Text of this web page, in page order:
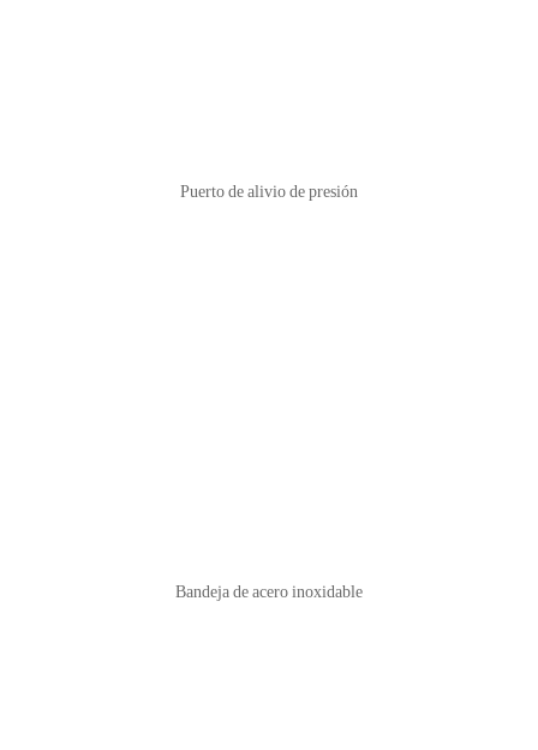
Puerto de alivio de presión
Bandeja de acero inoxidable